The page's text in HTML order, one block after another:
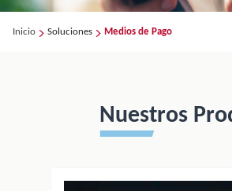
Inicio Soluciones Medios de Pago
Nuestros